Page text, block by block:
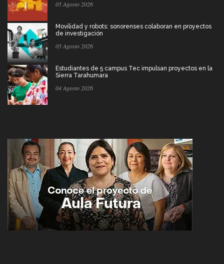
05 Agosto 2026
Movilidad y robots: sonorenses colaboran en proyectos
de investigación
05 Agosto 2026
Estudiantes de 5 campus Tec impulsan proyectos en la
Sierra Tarahumara
04 Agosto 2026